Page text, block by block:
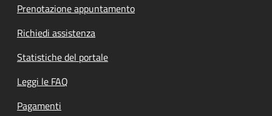
Prenotazione appuntamento
Richiedi assistenza
Statistiche del portale
Leggi le FAQ
Pagamenti